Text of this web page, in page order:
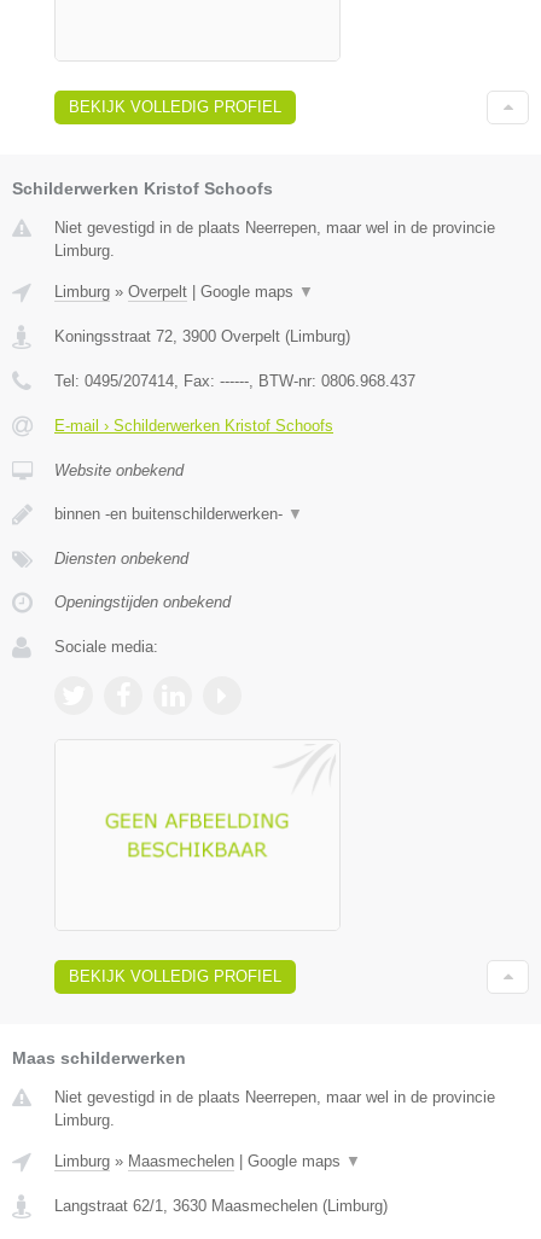
BEKIJK VOLLEDIG PROFIEL
Schilderwerken Kristof Schoofs
Niet gevestigd in de plaats Neerrepen, maar wel in de provincie
Limburg.
Limburg » Overpelt Google maps ▼
Koningsstraat 72, 3900 Overpelt (Limburg)
Tel: 0495/207414, Fax: ------, BTW-nr: 0806.968.437
E-mail › Schilderwerken Kristof Schoofs
Website onbekend
binnen -en buitenschilderwerken- ▼
Diensten onbekend
Openingstijden onbekend
Sociale media:
BEKIJK VOLLEDIG PROFIEL
Maas schilderwerken
Niet gevestigd in de plaats Neerrepen, maar wel in de provincie
Limburg.
Limburg » Maasmechelen Google maps ▼
Langstraat 62/1 3630 Maasmechelen ( Limburg)